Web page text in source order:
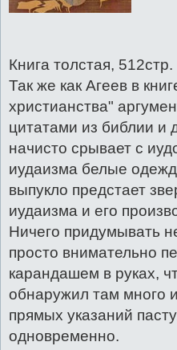
Книга толстая, 512стр.
Так же как Агеев в
христианства"
цитатами из библии и
начисто срывает с
иудаизма белые
выпукло предстает
иудаизма и его
Ничего придумывать
просто внимательно
карандашем в руках,
обнаружил там много
прямых указаний
одновременно.